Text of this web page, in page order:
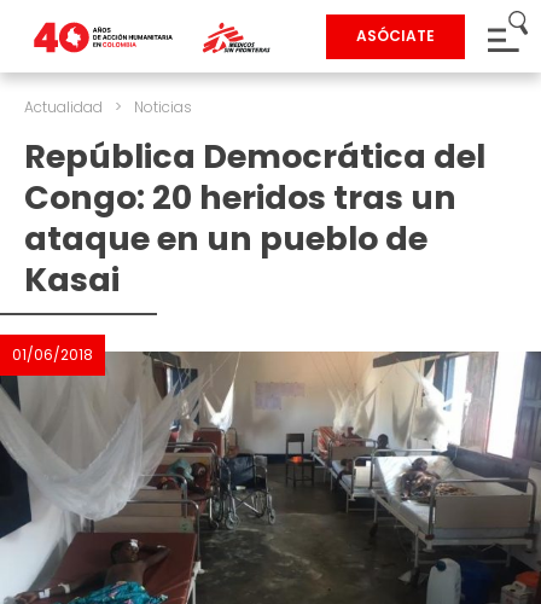
ASÓCIATE
Actualidad > Noticias
República Democrática del
Congo: 20 heridos tras un
ataque en un pueblo de
Kasai
01/06/2018